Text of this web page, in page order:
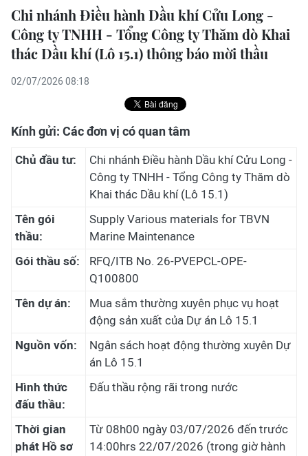
Chi nhánh Điều hành Dầu khí Cửu Long -
Công ty TNHH - Tổng Công ty Thăm dò Khai
thác Dầu khí (Lô 15.1) thông báo mời thầu
02/07/2026 08:18
Kính gửi: Các đơn vị có quan tâm
Chủ đầu tư:
Chi nhánh Điều hành Dầu khí Cửu Long -
Công ty TNHH - Tổng Công ty Thăm dò
Khai thác Dầu khí (Lô 15.1)
Tên gói
thầu:
Supply Various materials for TBVN
Marine Maintenance
Gói thầu số:
RFQ/ITB No. 26-PVEPCL-OPE-
Q100800
Tên dự án:
Mua sắm thường xuyên phục vụ hoạt
động sản xuất của Dự án Lô 15.1
Nguồn vốn:
Ngân sách hoạt động thường xuyên Dự
án Lô 15.1
Hình thức
đấu thầu:
Đấu thầu rộng rãi trong nước
Thời gian
phát Hồ sơ
Từ 08h00 ngày 03/07/2026 đến trước
14:00hrs 22/07/2026 (trong giờ hành